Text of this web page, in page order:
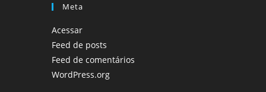
Meta
Acessar
Feed de posts
Feed de comentários
WordPress.org